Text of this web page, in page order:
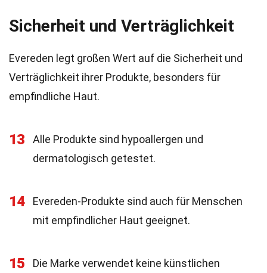
Sicherheit und Verträglichkeit
Evereden legt großen Wert auf die Sicherheit und
Verträglichkeit ihrer Produkte, besonders für
empfindliche Haut.
13
Alle Produkte sind hypoallergen und
dermatologisch getestet.
14
Evereden-Produkte sind auch für Menschen
mit empfindlicher Haut geeignet.
15
Die Marke verwendet keine künstlichen